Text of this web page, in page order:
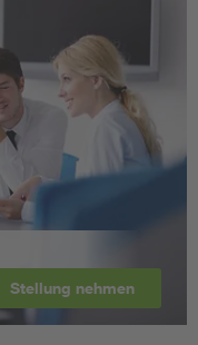
Stellung nehmen